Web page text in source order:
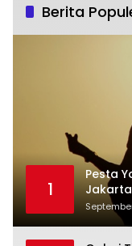
Berita
1
Pesta
Jakarta